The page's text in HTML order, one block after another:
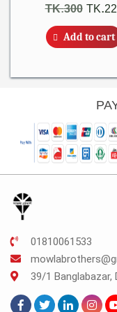
TK.300
price
was:
TK.
Add to cart
01810061533
39/1 Banglabazar,